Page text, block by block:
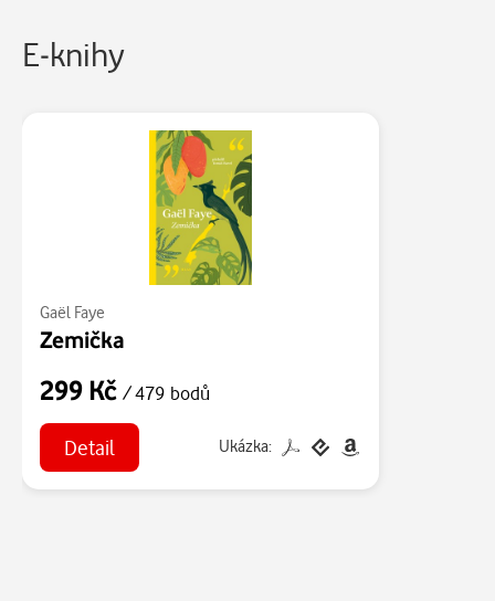
E-knihy
Gaël Faye
Zemička
299 Kč / 479 bodů
Detail Ukázka: